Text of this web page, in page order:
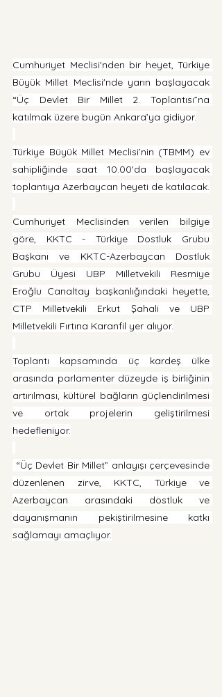
Cumhuriyet Meclisi'nden bir heyet, Türkiye
Büyük Millet Meclisi'nde yarın başlayacak
“Üç Devlet Bir Millet 2. Toplantısı”na
katılmak üzere bugün Ankara’ya gidiyor.
Türkiye Büyük Millet Meclisi’nin (TBMM) ev
sahipliğinde saat 10.00'da başlayacak
toplantıya Azerbaycan heyeti de katılacak.
Cumhuriyet Meclisinden verilen bilgiye
göre, KKTC - Türkiye Dostluk Grubu
Başkanı ve KKTC-Azerbaycan Dostluk
Grubu Üyesi UBP Milletvekili Resmiye
Eroğlu Canaltay başkanlığındaki heyette,
CTP Milletvekili Erkut Şahali ve UBP
Milletvekili Fırtına Karanfil yer alıyor.
Toplantı kapsamında üç kardeş ülke
arasında parlamenter düzeyde iş birliğinin
artırılması, kültürel bağların güçlendirilmesi
ve ortak projelerin geliştirilmesi
hedefleniyor.
“Üç Devlet Bir Millet” anlayışı çerçevesinde
düzenlenen zirve, KKTC, Türkiye ve
Azerbaycan arasındaki dostluk ve
dayanışmanın pekiştirilmesine katkı
sağlamayı amaçlıyor.